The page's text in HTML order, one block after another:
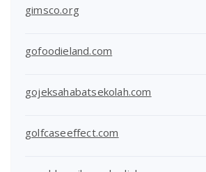
gimsco.org
gofoodieland.com
gojeksahabatsekolah.com
golfcaseeffect.com